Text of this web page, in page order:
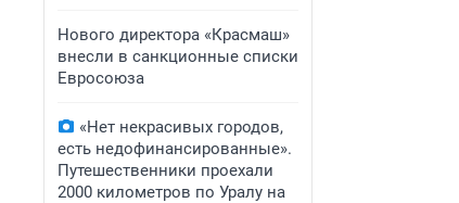
Нового директора «Красмаш»
внесли в санкционные списки
Евросоюза
«Нет некрасивых городов,
есть недофинансированные».
Путешественники проехали
2000 километров по Уралу на